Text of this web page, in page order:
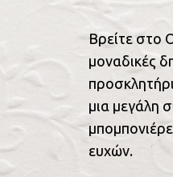
Βρείτε στο
μοναδικές
μια μεγάλη
ευχών.